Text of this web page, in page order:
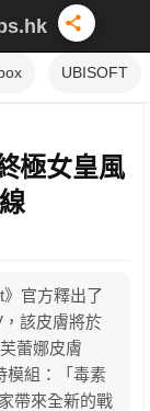
UBISOFT
極女皇風
官方釋出了
，該皮膚將於
蕾娜皮膚
模組：「毒素
帶來全新的戰